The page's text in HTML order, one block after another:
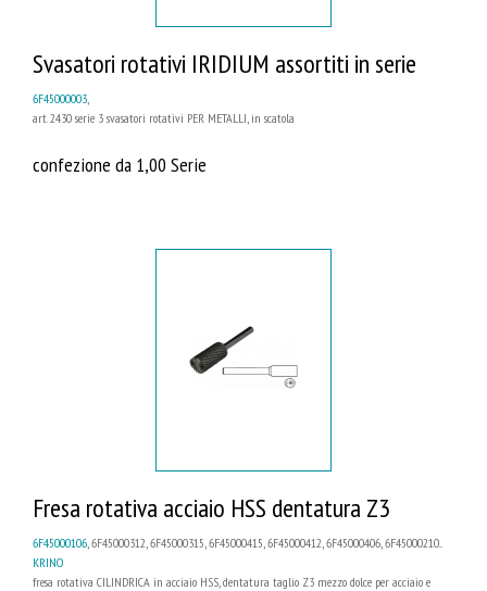
Svasatori rotativi IRIDIUM assortiti in serie
6F45000003,
art. 2430 serie 3 svasatori rotativi PER METALLI, in scatola
confezione da 1,00 Serie
Fresa rotativa acciaio HSS dentatura Z3
6F45000106 , 6F45000312, 6F45000315, 6F45000415, 6F45000412, 6F45000406, 6F45000210...
KRINO
fresa rotativa CILINDRICA in acciaio HSS, dentatura taglio Z3 mezzo dolce per acciaio e